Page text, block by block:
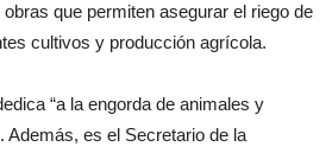
que permiten asegurar el riego de
cultivos y producción agrícola.
“a la engorda de animales y
Además, es el Secretario de la